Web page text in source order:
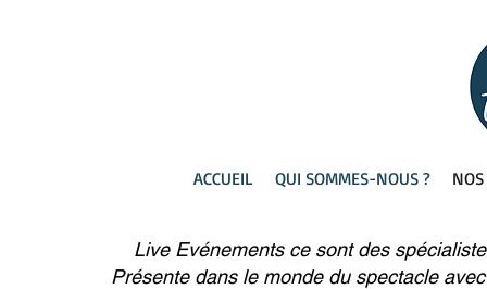
ACCUEIL QUI SOMMES-NOUS ? NOS
Live Evénements ce sont des
Présente dans le monde du spectacle